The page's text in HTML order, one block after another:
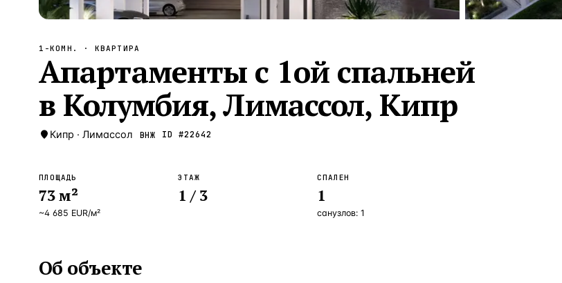
1-КОМН. · КВАРТИРА
Апартаменты с 1ой спальней
в Колумбия, Лимассол, Кипр
Кипр · Лимассол ВНЖ ID #22642
ПЛОЩАДЬ
73м²
~4 685 EUR/м²
ЭТАЖ
1 / 3
СПАЛЕН
1
санузлов: 1
Об объекте